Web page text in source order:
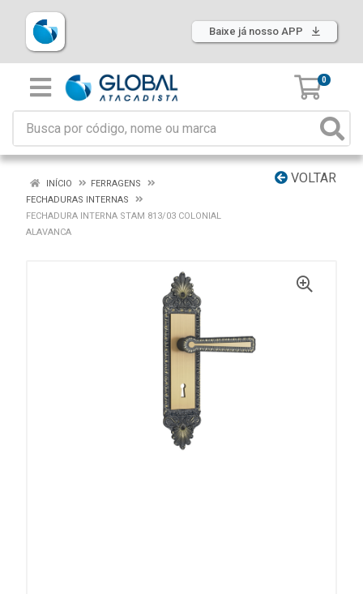
Baixe já nosso APP
0
VOLTAR
INÍCIO
FERRAGENS
FECHADURAS INTERNAS
FECHADURA INTERNA STAM 813/03 COLONIAL
ALAVANCA